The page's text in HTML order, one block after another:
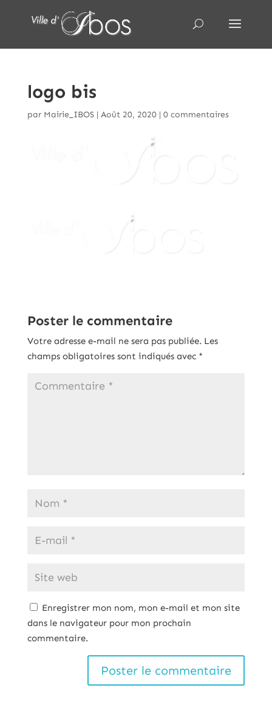
logo bis
par Mairie_IBOS| Août 20, 2020| 0 commentaires
Poster le commentaire
Votre adresse e-mail ne sera pas publiée. Les
champs obligatoires sont indiqués avec *
Enregistrer mon nom, mon e-mail et mon site
dans le navigateur pour mon prochain
commentaire.